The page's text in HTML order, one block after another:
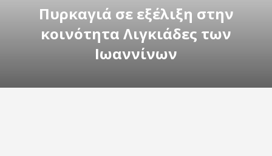
Πυρκαγιά σε εξέλιξη στην
κοινότητα Λιγκιάδες των
Ιωαννίνων